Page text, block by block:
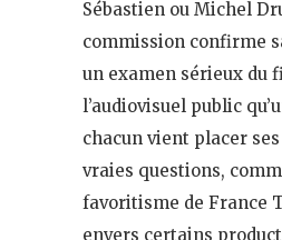
Sébastien ou Michel
commission confirme
un examen sérieux du
l’audiovisuel public
chacun vient placer
vraies questions,
favoritisme de France
envers certains